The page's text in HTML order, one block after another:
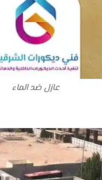
عازل ضد الماء